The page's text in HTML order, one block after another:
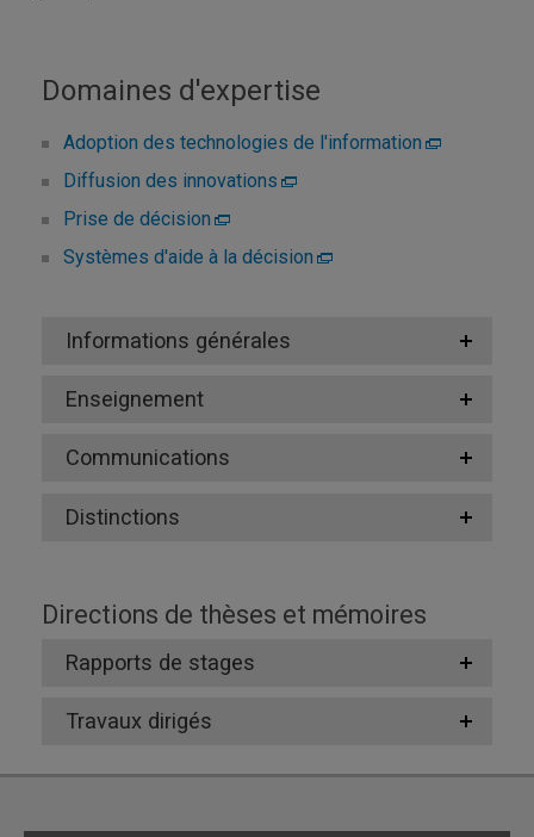
Domaines d'expertise
Adoption des technologies de l'information
Diffusion des innovations
Prise de décision
Systèmes d'aide à la décision
Informations générales
Enseignement
Communications
Distinctions
Directions de thèses et mémoires
Rapports de stages
Travaux dirigés